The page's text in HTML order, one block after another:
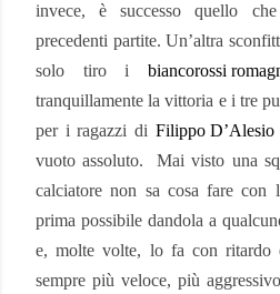
invece, è successo quello
precedenti partite. Un’altra
solo tiro i biancorossi
tranquillamente la vittoria e i tre
per i ragazzi di Filippo D’Alesio
vuoto assoluto.
Mai visto una
calciatore non sa cosa fare
prima possibile dandola a
e, molte volte, lo fa con ritardo
sempre più veloce, più